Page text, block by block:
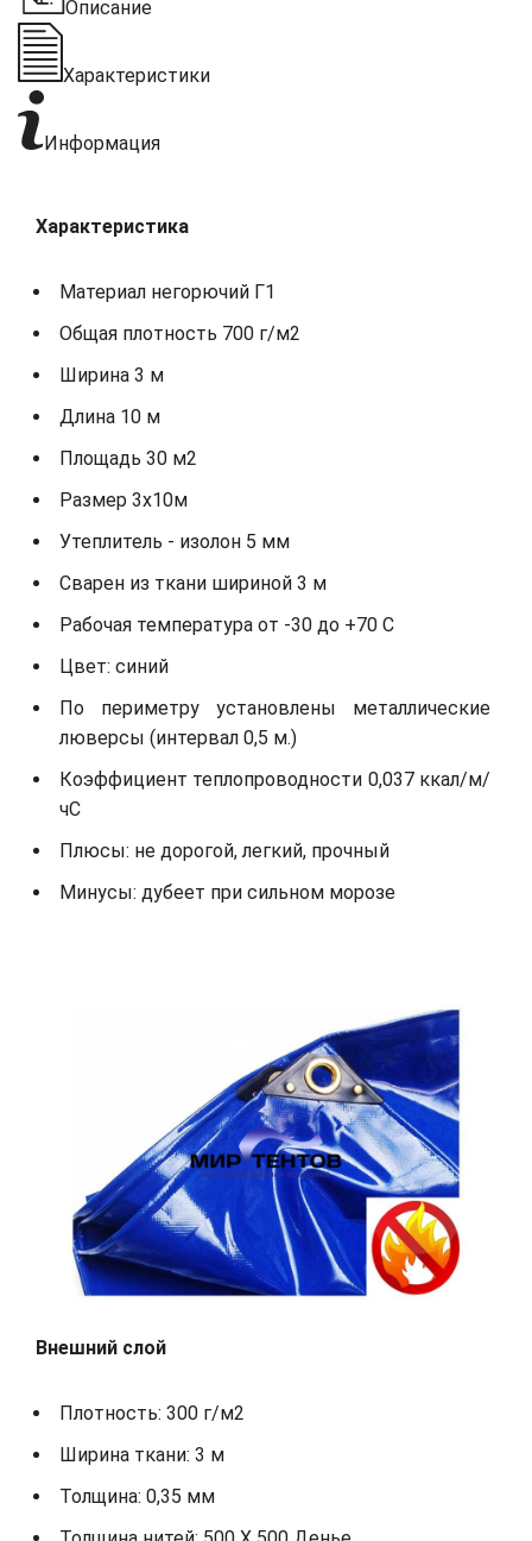
Описание
Характеристики
Информация
Характеристика
Материал негорючий Г1
Общая плотность 700 г/м2
Ширина 3 м
Длина 10 м
Площадь 30 м2
Размер 3х10м
Утеплитель - изолон 5 мм
Сварен из ткани шириной 3 м
Рабочая температура от -30 до +70 С
Цвет: синий
По периметру установлены металлические
люверсы (интервал 0,5 м.)
Коэффициент теплопроводности 0,037 ккал/м/
чС
Плюсы: не дорогой, легкий, прочный
Минусы: дубеет при сильном морозе
Внешний слой
Плотность: 300 г/м2
Ширина ткани: 3 м
Толщина: 0,35 мм